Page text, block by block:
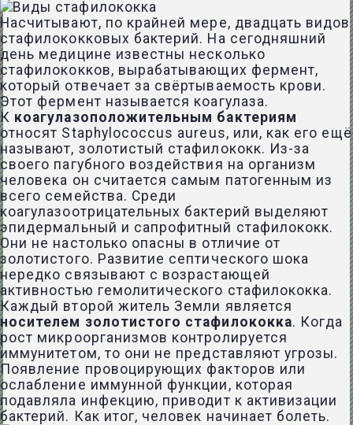
Насчитывают, по крайней мере, двадцать видов
стафилококковых бактерий. На сегодняшний
день медицине известны несколько
стафилококков, вырабатывающих фермент,
который отвечает за свёртываемость крови.
Этот фермент называется коагулаза.
К коагулазоположительным бактериям
относят Staphylococcus aureus, или, как его ещё
называют, золотистый стафилококк. Из-за
своего пагубного воздействия на организм
человека он считается самым патогенным из
всего семейства. Среди
коагулазоотрицательных бактерий выделяют
эпидермальный и сапрофитный стафилококк.
Они не настолько опасны в отличие от
золотистого. Развитие септического шока
нередко связывают с возрастающей
активностью гемолитического стафилококка.
Каждый второй житель Земли является
носителем золотистого стафилококка. Когда
рост микроорганизмов контролируется
иммунитетом, то они не представляют угрозы.
Появление провоцирующих факторов или
ослабление иммунной функции, которая
подавляла инфекцию, приводит к активизации
бактерий. Как итог, человек начинает болеть.